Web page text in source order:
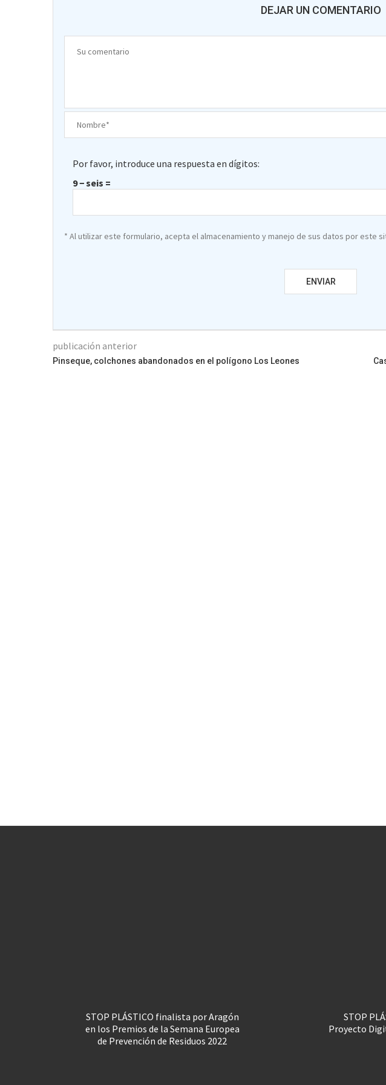
DEJAR UN COMENTARIO
Por favor, introduce una respuesta en dígitos:
9 − seis =
* Al utilizar este formulario, acepta el almacenamiento y manejo de sus datos por este
publicación anterior
Pinseque, colchones abandonados en el polígono Los Leones
STOP PLÁSTICO finalista por Aragón
en los Premios de la Semana Europea
de Prevención de Residuos 2022
STOP
Proyecto